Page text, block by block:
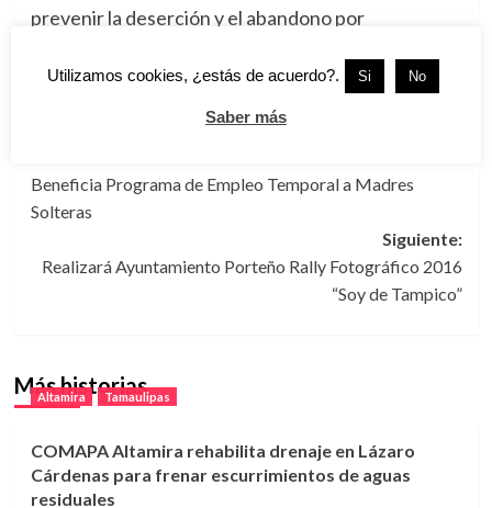
prevenir la deserción y el abandono por
de
entradas
Beneficia Programa de Empleo Temporal a Madres
Solteras
Siguiente:
Realizará Ayuntamiento Porteño Rally Fotográfico 2016
“Soy de Tampico”
Más historias
Altamira Tamaulipas
COMAPA Altamira rehabilita drenaje en Lázaro
Cárdenas para frenar escurrimientos de aguas
residuales
Utilizamos cookies, ¿estás de acuerdo?. Si No
Saber más